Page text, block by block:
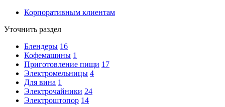
Корпоративным клиентам
Уточнить раздел
Блендеры 16
Кофемашины 1
Приготовление пищи 17
Электромельницы 4
Для вина 1
Электрочайники 24
Электроштопор 14